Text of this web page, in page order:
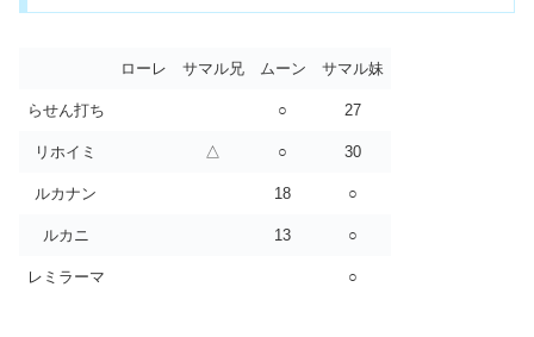
ローレ サマル兄 ムーン サマル妹
らせん打ち ○ 27
リホイミ △ ○ 30
ルカナン 18 ○
ルカニ 13 ○
レミラーマ ○